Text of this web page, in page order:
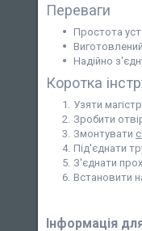
Переваги
Простота
Надійно
Коротка
Узяти
Зробити
Змонтувати
Під'єднати
З'єднати
Встановити
Інформація